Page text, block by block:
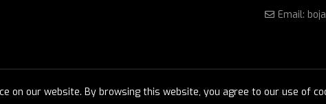
Email:
© 2026Boje lakovi. All rights
on our website. By browsing this website, you agree to our use of